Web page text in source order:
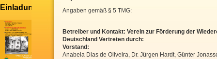
Einladung zu unserer Fachtagung
Angaben gemäß § 5 TMG:
Betreiber und Kontakt: Verein zur Förderung der
Deutschland Vertreten durch:
Vorstand:
Anabela Dias de Oliveira, Dr. Jürgen Hardt, Günter